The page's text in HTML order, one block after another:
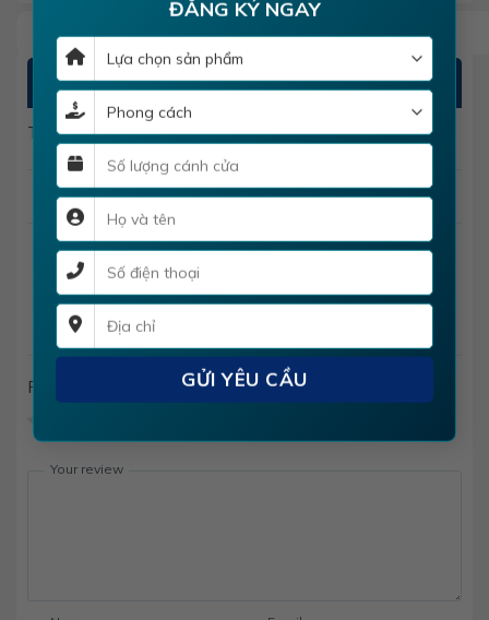
ĐĂNG KÝ NGAY
ĐÁNH GIÁ
There are no reviews yet
Add a review
Cửa thép vân gỗ hs-steel 521
Rating
Your review